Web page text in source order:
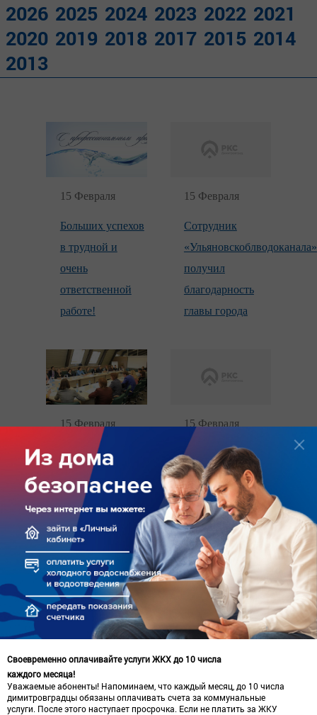
2026 2025 2024 2023 2022 2021
2020 2019 2018 2017 2015 2014
2013
15 Февраля
Больших успехов
в трудной и
очень
ответственной
работе!
15 Февраля
Сотрудник
«Ульяновскоблводоканала»
получил
благодарность
главы города
15 Февраля
Специалисты
РКС обсудили
вопросы
перехода на
прямые договоры
с потребителями
15 Февраля
Президент РКС
обсудил с
Губернатором
Самарской
области создание
общего центра
обслуживания
15 Февраля 15 Февраля
Своевременно оплачивайте услуги ЖКХ до 10 числа
каждого месяца!
Уважаемые абоненты! Напоминаем, что каждый месяц, до 10 числа
димитровградцы обязаны оплачивать счета за коммунальные
услуги. После этого наступает просрочка. Если не платить за ЖКУ